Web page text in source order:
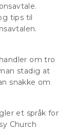
tips til
om tro
stadig at
snakke om
et språk for
Church